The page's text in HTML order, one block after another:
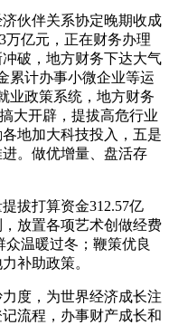
伙伴关系协定晚期收成
万亿元，正在财务办理
破，地方财务下达大气
累计办事小微企业等运
业政策系统，地方财务
大开辟，提拔高危行业
地加大科技投入，五是
。做优增量、盘活存
拔打算资金312.57亿
放置各项艺术创做经费
众温暖过冬；鞭策优良
补助政策。
度，为世界经济成长注
流程，办事财产成长和